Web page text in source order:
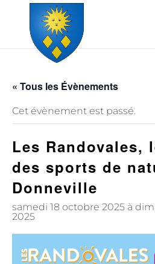
Skip to content
« Tous les Évènements
Cet évènement est passé.
Les Randovales,
des sports de
Donneville
samedi 18 octobre 2025 à
2025